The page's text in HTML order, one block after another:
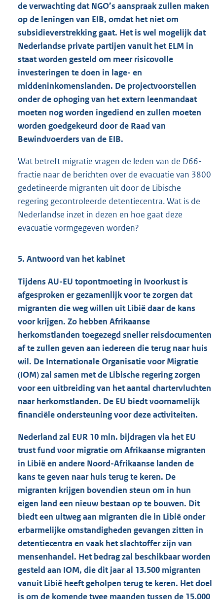
de verwachting dat NGO’s aanspraak zullen maken
op de leningen van EIB, omdat het niet om
subsidieverstrekking gaat. Het is wel mogelijk dat
Nederlandse private partijen vanuit het ELM in
staat worden gesteld om meer risicovolle
investeringen te doen in lage- en
middeninkomenslanden. De projectvoorstellen
onder de ophoging van het extern leenmandaat
moeten nog worden ingediend en zullen moeten
worden goedgekeurd door de Raad van
Bewindvoerders van de EIB.
Wat betreft migratie vragen de leden van de D66-
fractie naar de berichten over de evacuatie van 3800
gedetineerde migranten uit door de Libische
regering gecontroleerde detentiecentra. Wat is de
Nederlandse inzet in dezen en hoe gaat deze
evacuatie vormgegeven worden?
5. Antwoord van het kabinet
Tijdens AU-EU topontmoeting in Ivoorkust is
afgesproken er gezamenlijk voor te zorgen dat
migranten die weg willen uit Libië daar de kans
voor krijgen. Zo hebben Afrikaanse
herkomstlanden toegezegd sneller reisdocumenten
af te zullen geven aan iedereen die terug naar huis
wil. De Internationale Organisatie voor Migratie
(IOM) zal samen met de Libische regering zorgen
voor een uitbreiding van het aantal chartervluchten
naar herkomstlanden. De EU biedt voornamelijk
financiële ondersteuning voor deze activiteiten.
Nederland zal EUR 10 mln. bijdragen via het EU
trust fund voor migratie om Afrikaanse migranten
in Libië en andere Noord-Afrikaanse landen de
kans te geven naar huis terug te keren. De
migranten krijgen bovendien steun om in hun
eigen land een nieuw bestaan op te bouwen. Dit
biedt een uitweg aan migranten die in Libië onder
erbarmelijke omstandigheden gevangen zitten in
detentiecentra en vaak het slachtoffer zijn van
mensenhandel. Het bedrag zal beschikbaar worden
gesteld aan IOM, die dit jaar al 13.500 migranten
vanuit Libië heeft geholpen terug te keren. Het doel
is om de komende twee maanden tussen de 15.000